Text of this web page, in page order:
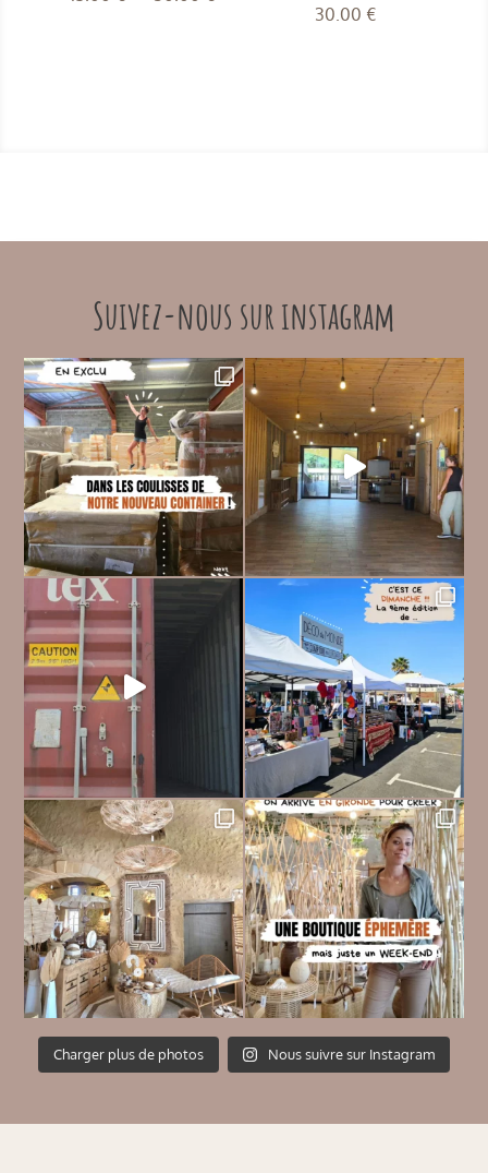
30.00 €
Suivez-nous sur instagram
Charger plus de photos Nous suivre sur Instagram